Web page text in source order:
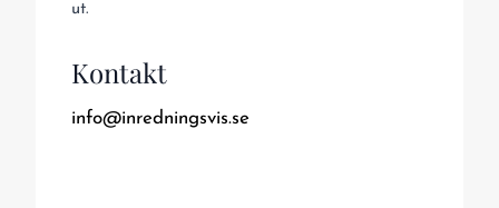
ut.
Kontakt
info@inredningsvis.se